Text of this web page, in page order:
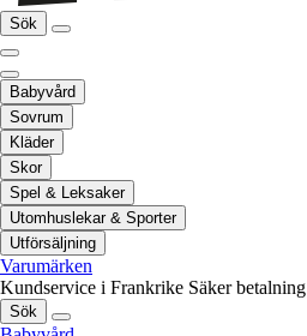
Sök
Babyvård
Sovrum
Kläder
Skor
Spel & Leksaker
Utomhuslekar & Sporter
Utförsäljning
Varumärken
Kundservice i Frankrike Säker betalning
Sök